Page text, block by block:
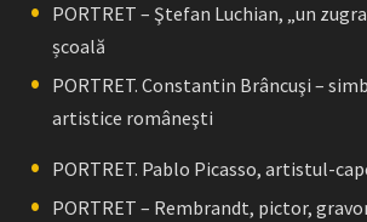
PORTRET – Ştefan Luchian, „un
școală
PORTRET. Constantin Brâncuşi –
artistice româneşti
PORTRET. Pablo Picasso, artistul-
PORTRET – Rembrandt, pictor,